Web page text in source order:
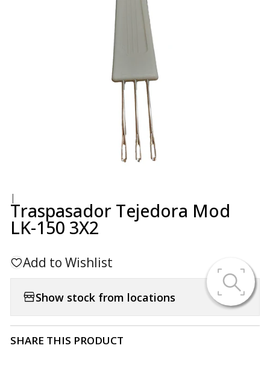
|
Traspasador Tejedora Mod
LK-150 3X2
Add to Wishlist
Show stock from locations
SHARE THIS PRODUCT